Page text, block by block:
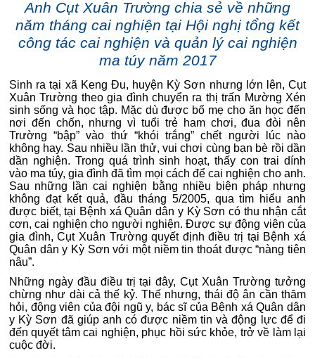
Anh Cụt Xuân Trường chia sẻ về những
năm tháng cai nghiện tại Hội nghị tổng kết
công tác cai nghiện và quản lý cai nghiện
ma túy năm 2017
Sinh ra tại xã Keng Đu, huyện Kỳ Sơn nhưng lớn lên, Cụt
Xuân Trường theo gia đình chuyển ra thị trấn Mường Xén
sinh sống và học tập. Mặc dù được bố mẹ cho ăn học đến
nơi đến chốn, nhưng vì tuổi trẻ ham chơi, đua đòi nên
Trường “bập” vào thứ “khói trắng” chết người lúc nào
không hay. Sau nhiều lần thử, vui chơi cùng bạn bè rồi dần
dần nghiện. Trong quá trình sinh hoạt, thấy con trai dính
vào ma túy, gia đình đã tìm mọi cách để cai nghiện cho anh.
Sau những lần cai nghiện bằng nhiều biện pháp nhưng
không đạt kết quả, đầu tháng 5/2005, qua tìm hiểu anh
được biết, tại Bệnh xá Quân dân y Kỳ Sơn có thu nhận cắt
cơn, cai nghiện cho người nghiện. Được sự động viên của
gia đình, Cụt Xuân Trường quyết định điều trị tại Bệnh xá
Quân dân y Kỳ Sơn với một niềm tin thoát được “nàng tiên
nâu”.
Những ngày đầu điều trị tại đây, Cụt Xuân Trường tưởng
chừng như dài cả thế kỷ. Thế nhưng, thái độ ân cần thăm
hỏi, động viên của đội ngũ y, bác sĩ của Bệnh xá Quân dân
y Kỳ Sơn đã giúp anh có được niềm tin và động lực để đi
đến quyết tâm cai nghiện, phục hồi sức khỏe, trở về làm lại
cuộc đời.